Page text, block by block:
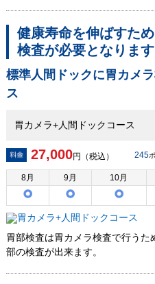
健康寿命を伸ばすた
検査が必要となります
標準人間ドックに胃カメ
ス
胃カメラ+人間ドックコース
27,000円（税込） 245
8月 9 月 10月
胃部検査は胃カメラ検査で行う
部の検査が出来ます。